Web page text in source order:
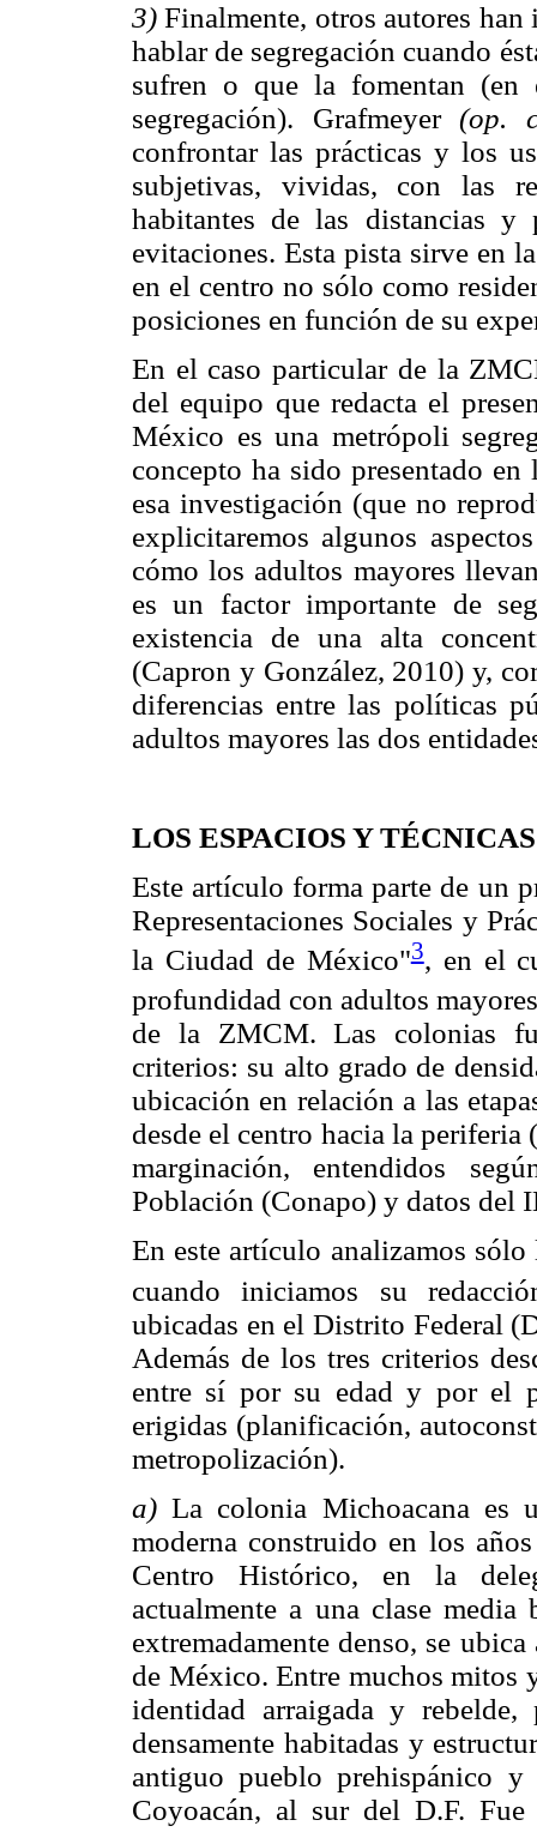
3) Finalmente, otros autores
hablar de segregación cuando
sufren o que la fomentan (en
segregación). Grafmeyer(op.
confrontar las prácticas y los
subjetivas, vividas, con las
habitantes de las distancias y
evitaciones. Esta pista sirve en
en el centro no sólo como
posiciones en función de su
En el caso particular de la
del equipo que redacta el
México es una metrópoli
concepto ha sido presentado
esa investigación (que no
explicitaremos algunos
cómo los adultos mayores
es un factor importante de
existencia de una alta
(Capron y González, 2010) y,
diferencias entre las políticas
adultos mayores las dos
LOS ESPACIOS Y
Este artículo forma parte de un
Representaciones Sociales y
la Ciudad de México"3, en el
profundidad con adultos
de la ZMCM. Las colonias
criterios: su alto grado de
ubicación en relación a las
desde el centro hacia la periferia
marginación, entendidos
Población (Conapo) y datos del
En este artículo analizamos
cuando iniciamos su
ubicadas en el Distrito Federal
Además de los tres criterios
entre sí por su edad y por el
erigidas (planificación,
metropolización).
a) La colonia Michoacana es
moderna construido en los
Centro Histórico, en la
actualmente a una clase media
extremadamente denso, se
de México. Entre muchos mitos
identidad arraigada y
densamente habitadas y
antiguo pueblo prehispánico
Coyoacán, al sur del D.F.